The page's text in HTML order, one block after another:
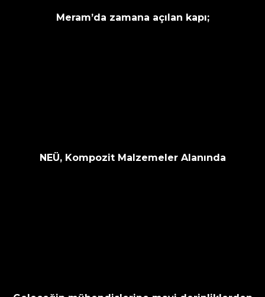
Meram’da zamana açılan kapı;
NEÜ, Kompozit Malzemeler Alanında